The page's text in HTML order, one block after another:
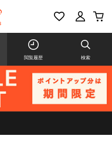
閲覧履歴 検索